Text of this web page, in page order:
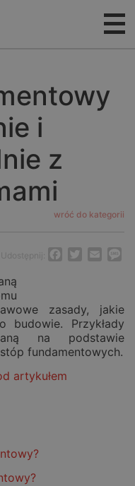
i
z
wróć do kategorii
Udostępnij: Facebook
Twitter
Email
zasady, jakie
budowie. Przykłady
na podstawie
fundamentowych.
artykułem